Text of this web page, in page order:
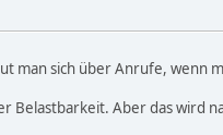
man sich über Anrufe, wenn
Belastbarkeit. Aber das wird